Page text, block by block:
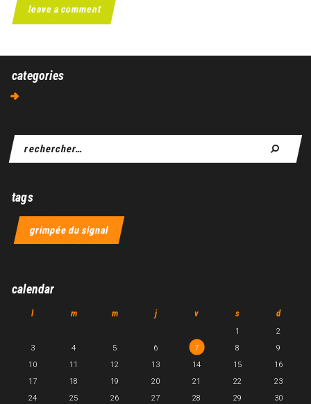
categories
tags
grimpée du signal
calendar
l m m j v s d
1
2
3
4 5 6 7 8
9
10
11 12 13 14 15
16
17
18 19 20 21 22
23
24
25 26 27 28 29
30